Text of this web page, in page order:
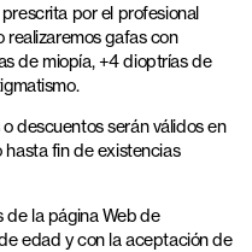
por el profesional
realizaremos gafas con
de miopía, +4 dioptrías de
descuentos serán válidos en
hasta fin de existencias
de la página Web de
edad y con la aceptación de